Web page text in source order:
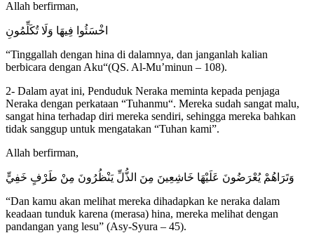
Allah berfirman,
اخْسَئُوا فِيهَا وَلَا تُكَلِّمُونِ
“Tinggallah dengan hina di dalamnya, dan janganlah kalian
berbicara dengan Aku“(QS. Al-Mu’minun – 108).
2- Dalam ayat ini, Penduduk Neraka meminta kepada penjaga
Neraka dengan perkataan “Tuhanmu“. Mereka sudah sangat malu,
sangat hina terhadap diri mereka sendiri, sehingga mereka bahkan
tidak sanggup untuk mengatakan “Tuhan kami”.
Allah berfirman,
وَتَرَاهُمْ يُعْرَضُونَ عَلَيْهَا خَاشِعِينَ مِنَ الذُّلِّ يَنْظُرُونَ مِنْ طَرْفٍ خَفِيٍّ
“Dan kamu akan melihat mereka dihadapkan ke neraka dalam
keadaan tunduk karena (merasa) hina, mereka melihat dengan
pandangan yang lesu” (Asy-Syura – 45).